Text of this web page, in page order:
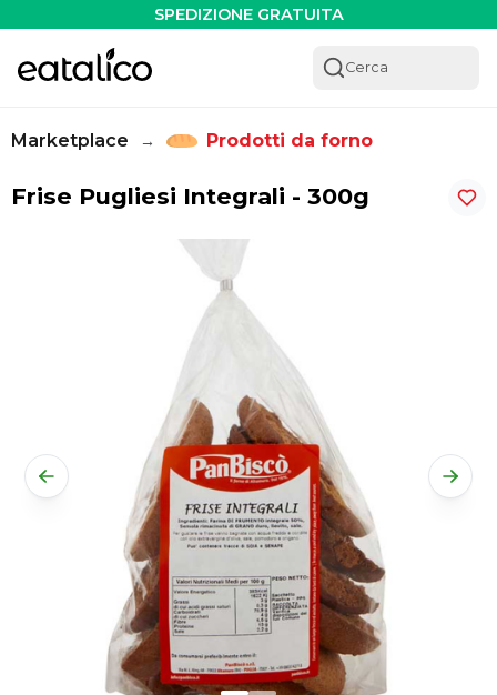
SPEDIZIONE GRATUITA
Cerca
Marketplace → Prodotti da forno
Frise Pugliesi Integrali - 300g
Frise Pugliesi Integrali - 300g - Eatalico.it